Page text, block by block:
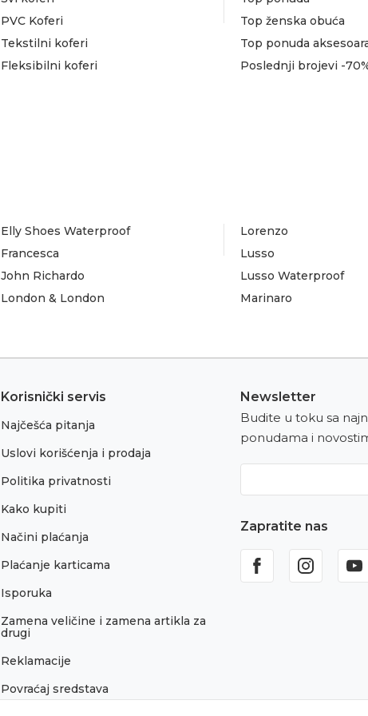
PVC Koferi
Tekstilni koferi
Fleksibilni koferi
Top ženska obuća
Top ponuda
Poslednji brojevi -
Elly Shoes Waterproof
Francesca
John Richardo
London & London
Lorenzo
Lusso
Lusso Waterproof
Marinaro
Korisnički servis
Najčešća pitanja
Uslovi korišćenja i prodaja
Politika privatnosti
Kako kupiti
Načini plaćanja
Plaćanje karticama
Isporuka
Zamena veličine i zamena artikla za
drugi
Reklamacije
Povraćaj sredstava
Newsletter
Budite u toku sa
ponudama i
Zapratite nas